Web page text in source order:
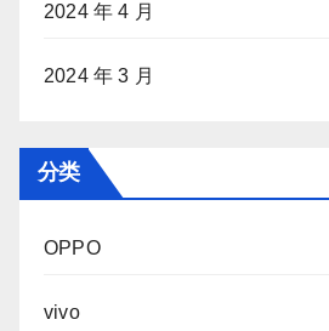
2024 年 4 月
2024 年 3 月
分类
OPPO
vivo